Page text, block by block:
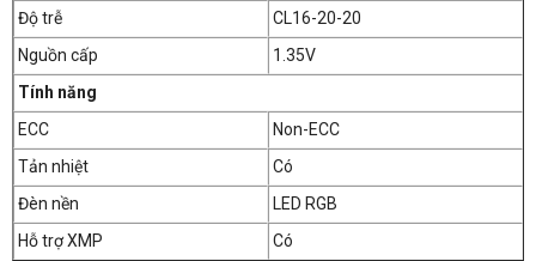
Độ trễ
CL16-20-20
Nguồn cấp
1.35V
Tính năng
ECC
Non-ECC
Tản nhiệt
Có
Đèn nền
LED RGB
Hỗ trợ XMP
Có